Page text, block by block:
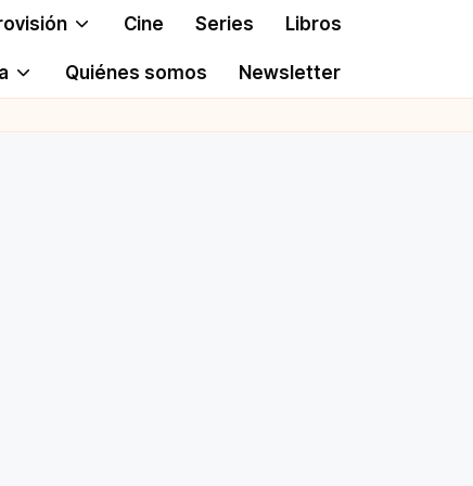
Cine Series Libros
Quiénes somos Newsletter